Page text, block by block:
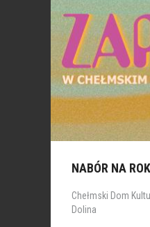
NABÓR NA
Chełmski Dom
Dolina